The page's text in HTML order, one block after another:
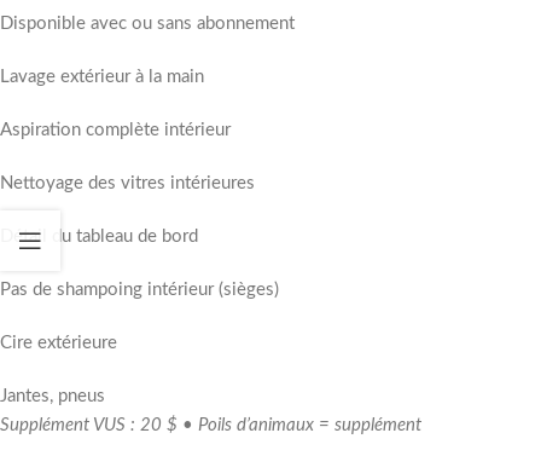
Disponible avec ou sans abonnement
Lavage extérieur à la main
Aspiration complète intérieur
Nettoyage des vitres intérieures
Détail du tableau de bord
Pas de shampoing intérieur (sièges)
Cire extérieure
Jantes, pneus
Supplément VUS : 20 $ • Poils d’animaux = supplément